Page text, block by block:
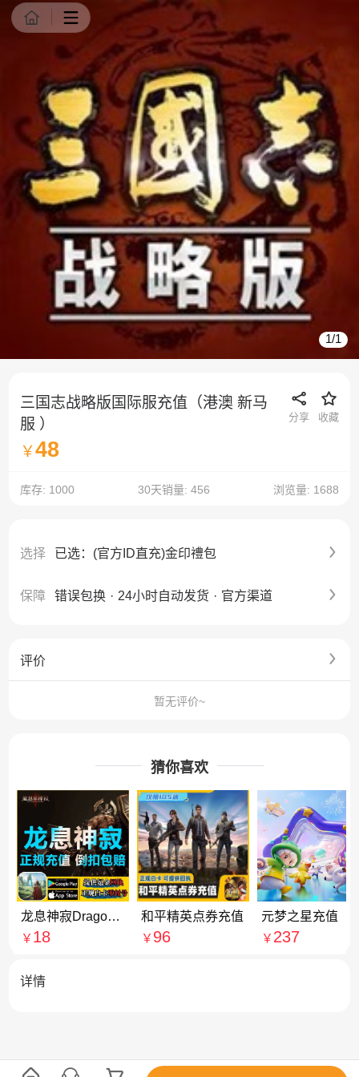
商品详情
1/1
三国志战略版国际服充值（港澳 新马
服 ）
分享 收藏
￥48
库存: 1000 30天销量: 456 浏览量: 1688
选择 已选：(官方ID直充)金印禮包
保障 错误包换 · 24小时自动发货 · 官方渠道
评价
暂无评价~
猜你喜欢
龙息神寂Dragonheir: Silent Gods 充值 7000龙晶石 代充
￥ 18
和平精英点券充值
￥ 96
元梦之星充值
￥ 237
详情